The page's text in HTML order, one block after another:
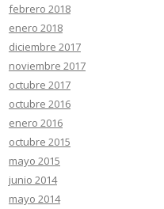
febrero 2018
enero 2018
diciembre 2017
noviembre 2017
octubre 2017
octubre 2016
enero 2016
octubre 2015
mayo 2015
junio 2014
mayo 2014